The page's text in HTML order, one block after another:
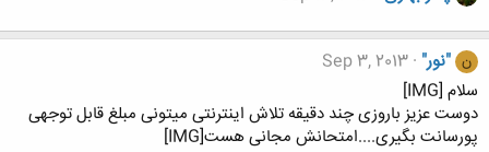
ن "نور" Sep 3, 2013
سلام [IMG]
دوست عزیز باروزی چند دقیقه تلاش اینترنتی میتونی مبلغ قابل توجهی
پورسانت بگیری....امتحانش مجانی هست[IMG]